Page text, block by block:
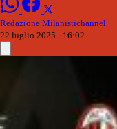
Redazione Milanistichannel
22 luglio 2025 - 16:02